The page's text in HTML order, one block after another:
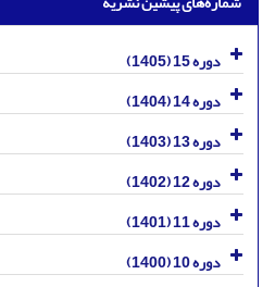
دوره 15 (1405)
دوره 14 (1404)
دوره 13 (1403)
دوره 12 (1402)
دوره 11 (1401)
دوره 10 (1400)